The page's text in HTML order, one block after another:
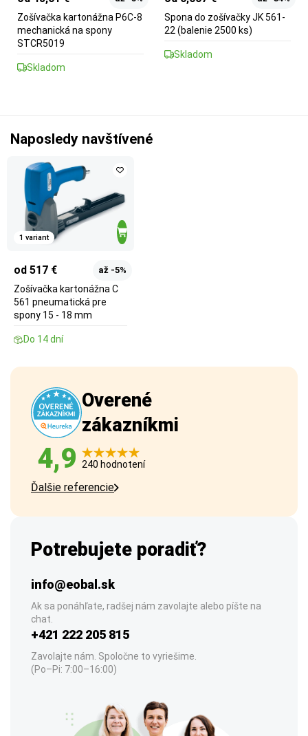
Zošívačka kartonážna P6C-8
mechanická na spony
STCR5019
Skladom
Spona do zošívačky JK 561-
22 (balenie 2500 ks)
Skladom
Naposledy navštívené
1 variant
od 517 € až -5%
Zošívačka kartonážna C
561 pneumatická pre
spony 15 - 18 mm
Do 14 dní
Overené
zákazníkmi
4,9 240 hodnotení
Ďalšie referencie
Potrebujete poradiť?
info@eobal.sk
Ak sa ponáhľate, radšej nám zavolajte alebo píšte na
chat.
+421 222 205 815
Zavolajte nám. Spoločne to vyriešime.
(Po–Pi: 7:00–16:00)